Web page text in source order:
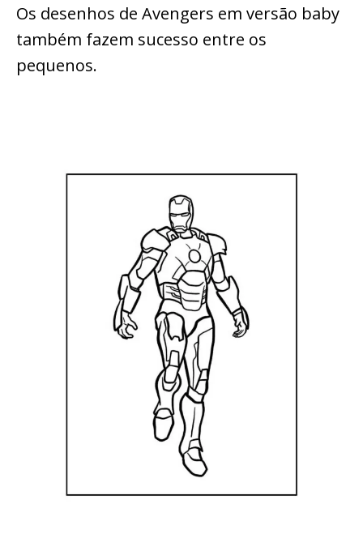
Os desenhos de Avengers em versão baby
também fazem sucesso entre os
pequenos.